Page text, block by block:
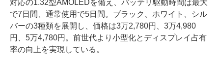
対応の1.32型AMOLEDを備え、バッテリ駆動時間は最大
で7日間、通常使用で5日間。ブラック、ホワイト、シル
バーの3種類を展開し、価格は3万2,780円、3万4,980
円、5万4,780円。前世代より小型化とディスプレイ占有
率の向上を実現している。